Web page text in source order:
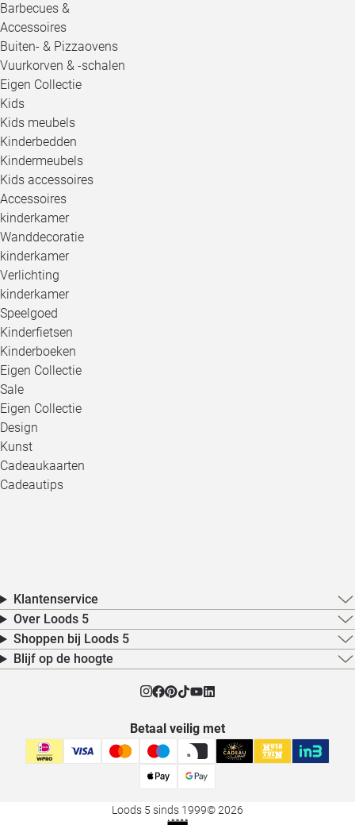
Barbecues &
Accessoires
Buiten- & Pizzaovens
Vuurkorven & -schalen
Eigen Collectie
Kids
Kids meubels
Kinderbedden
Kindermeubels
Kids accessoires
Accessoires
kinderkamer
Wanddecoratie
kinderkamer
Verlichting
kinderkamer
Speelgoed
Kinderfietsen
Kinderboeken
Eigen Collectie
Sale
Eigen Collectie
Design
Kunst
Cadeaukaarten
Cadeautips
Klantenservice
Over Loods 5
Shoppen bij Loods 5
Blijf op de hoogte
Betaal veilig met
Loods 5 sinds 1999© 2026